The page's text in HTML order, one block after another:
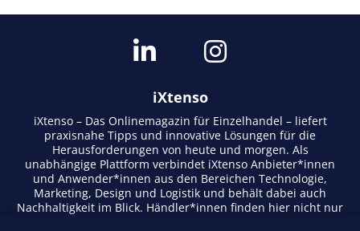
iXtenso
iXtenso – Das Onlinemagazin für Einzelhandel – liefert
praxisnahe Tipps und innovative Lösungen für die
Herausforderungen von heute und morgen. Als
unabhängige Plattform verbindet iXtenso Anbieter*innen
und Anwender*innen aus den Bereichen Technologie,
Marketing, Design und Logistik und behält dabei auch
Nachhaltigkeit im Blick. Händler*innen finden hier nicht nur